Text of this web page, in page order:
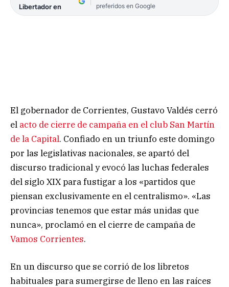
Libertador en
preferidos en Google
El gobernador de Corrientes, Gustavo Valdés cerró
el acto de cierre de campaña en el club San Martín
de la Capital. Confiado en un triunfo este domingo
por las legislativas nacionales, se apartó del
discurso tradicional y evocó las luchas federales
del siglo XIX para fustigar a los «partidos que
piensan exclusivamente en el centralismo». «Las
provincias tenemos que estar más unidas que
nunca», proclamó en el cierre de campaña de
Vamos Corrientes.
En un discurso que se corrió de los libretos
habituales para sumergirse de lleno en las raíces